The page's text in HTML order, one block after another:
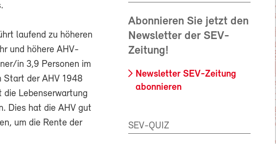
laufend zu höheren
und höhere AHV-
in 3,9 Personen im
Start der AHV 1948
die Lebenserwartung
Dies hat die AHV gut
um die Rente der
Abonnieren Sie jetzt den
Newsletter der SEV-
Zeitung!
Newsletter SEV-Zeitung
abonnieren
SEV-QUIZ